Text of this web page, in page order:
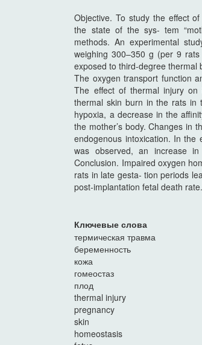
Objective. To study the effect
the state of the sys- tem
methods. An experimental
weighing 300–350 g (per 9
exposed to third-degree
The oxygen transport function
The effect of thermal injury
thermal skin burn in the rats in
hypoxia, a decrease in the
the mother’s body. Changes in
endogenous intoxication. In the
was observed, an increase
Conclusion. Impaired oxygen
rats in late gesta- tion periods
post-implantation fetal death rate.
Ключевые слова
термическая травма
беременность
кожа
гомеостаз
плод
thermal injury
pregnancy
skin
homeostasis